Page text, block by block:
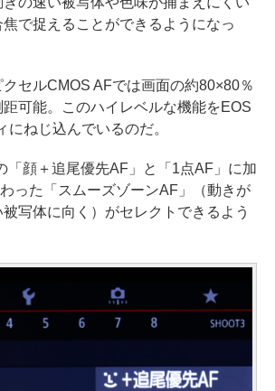
で捉えることができるようになっ
セルCMOS AFでは画面の約80×80％
可能。このハイレベルな機能をEOS
にねじ込んでいるのだ。
「顔＋追尾優先AF」と「1点AF」に加
った「スムーズゾーンAF」（動きが
写体に向く）がセレクトできるよう